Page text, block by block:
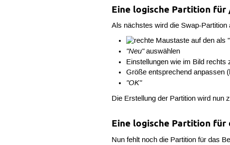
Eine logische Partition für
Als nächstes wird die Swap-
auf den als
"Neu"auswählen
Einstellungen wie im Bild
Größe entsprechend anpassen
"OK"
Die Erstellung der Partition wird nun
Eine logische Partition für
Nun fehlt noch die Partition für das